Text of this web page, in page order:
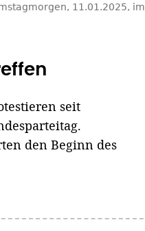
11.01.2025, im
seit
den Beginn des